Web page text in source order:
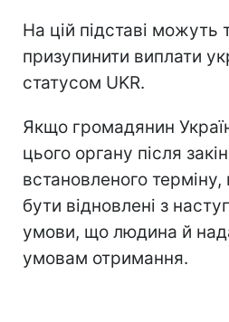
На цій підставі можуть
призупинити виплати
статусом UKR.
Якщо громадянин
цього органу після
встановленого
бути відновлені з
умови, що людина й
умовам отримання.